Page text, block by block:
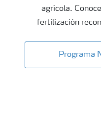
agrícola.
fertilización
Programa